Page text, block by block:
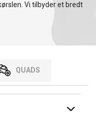
Vi tilbyder et bredt
andre reservedele,
QUADS